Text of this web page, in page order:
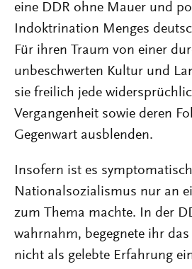
eine DDR ohne Mauer und
Indoktrination Menges
Für ihren Traum von einer
unbeschwerten Kultur und
sie freilich jede
Vergangenheit sowie deren
Gegenwart ausblenden.
Insofern ist es
Nationalsozialismus nur an
zum Thema machte. In der
wahrnahm, begegnete ihr das
nicht als gelebte Erfahrung